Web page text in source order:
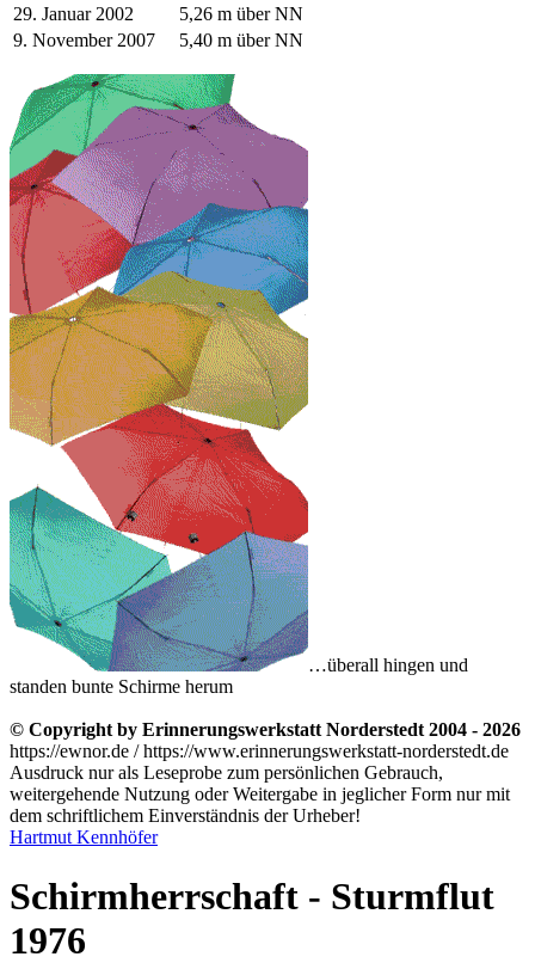
29. Januar 2002
5,26 m über NN
9. November 2007
5,40 m über NN
…überall hingen und
standen bunte Schirme herum
© Copyright by Erinnerungswerkstatt Norderstedt 2004 - 2026
https://ewnor.de / https://www.erinnerungswerkstatt-norderstedt.de
Ausdruck nur als Leseprobe zum persönlichen Gebrauch,
weitergehende Nutzung oder Weitergabe in jeglicher Form nur mit
dem schriftlichem Einverständnis der Urheber!
Hartmut Kennhöfer
Schirmherrschaft - Sturmflut
1976